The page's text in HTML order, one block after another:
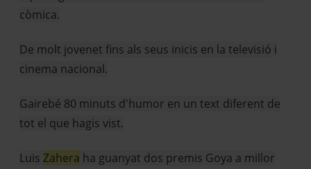
còmica.
De molt jovenet fins als seus inicis en la televisió i
cinema nacional.
Gairebé 80 minuts d'humor en un text diferent de
tot el que hagis vist.
Luis Zahera ha guanyat dos premis Goya a millor